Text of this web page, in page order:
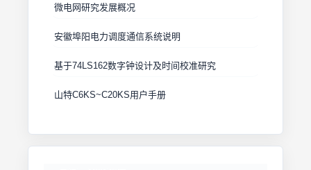
微电网研究发展概况
安徽埠阳电力调度通信系统说明
基于74LS162数字钟设计及时间校准研究
山特C6KS~C20KS用户手册